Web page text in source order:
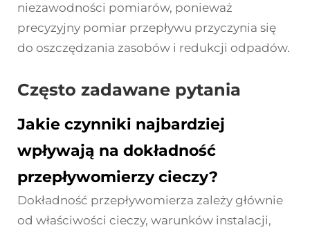
niezawodności pomiarów, ponieważ
precyzyjny pomiar przepływu przyczynia się
do oszczędzania zasobów i redukcji odpadów.
Często zadawane pytania
Jakie czynniki najbardziej
wpływają na dokładność
przepływomierzy cieczy?
Dokładność przepływomierza zależy głównie
od właściwości cieczy, warunków instalacji,